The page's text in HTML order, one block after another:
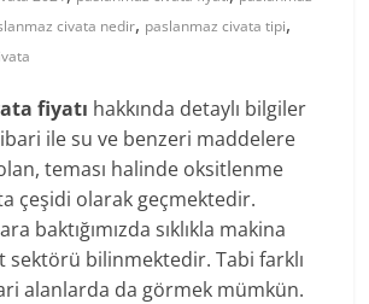
civata nedir, paslanmaz civata tipi,
fiyatı hakkında detaylı bilgiler
ile su ve benzeri maddelere
olan, teması halinde oksitlenme
çeşidi olarak geçmektedir.
baktığımızda sıklıkla makina
sektörü bilinmektedir. Tabi farklı
alanlarda da görmek mümkün.